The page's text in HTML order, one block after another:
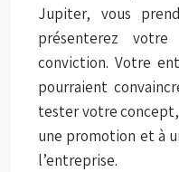
Jupiter, vous
présenterez
conviction. Votre
pourraient
tester votre
une promotion et à
l’entreprise.